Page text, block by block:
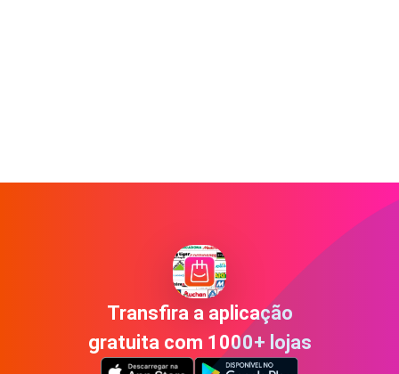
Transfira a aplicação
gratuita com 1000+ lojas